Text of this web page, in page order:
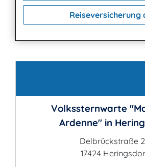
Reiseversicherung
Volkssternwarte
Ardenne" in
Delbrückstraße
17424